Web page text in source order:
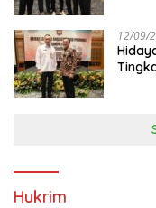
12/09/
Hukrim